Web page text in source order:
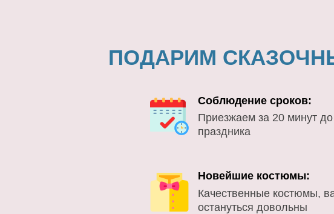
ПОДАРИМ
Соблюдение сроков:
Приезжаем за 20 минут
праздника
Новейшие костюмы:
Качественные костюмы,
остануться довольны